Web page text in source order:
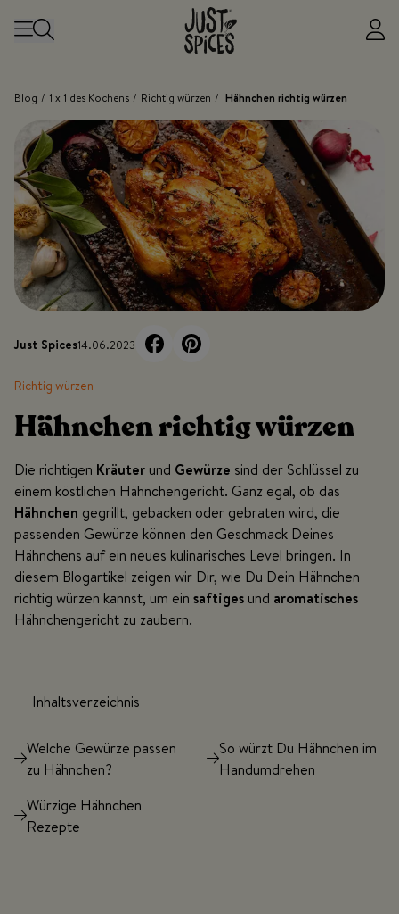
Blog / 1 x 1 des Kochens / Richtig würzen / Hähnchen richtig würzen
Just Spices14.06.2023
Richtig würzen
Hähnchen richtig würzen
Die richtigen Kräuter und Gewürze sind der Schlüssel zu
einem köstlichen Hähnchengericht. Ganz egal, ob das
Hähnchen gegrillt, gebacken oder gebraten wird, die
passenden Gewürze können den Geschmack Deines
Hähnchens auf ein neues kulinarisches Level bringen. In
diesem Blogartikel zeigen wir Dir, wie Du Dein Hähnchen
richtig würzen kannst, um ein saftiges und aromatisches
Hähnchengericht zu zaubern.
Inhaltsverzeichnis
Welche Gewürze passen
zu Hähnchen?
So würzt Du Hähnchen im
Handumdrehen
Würzige Hähnchen
Rezepte